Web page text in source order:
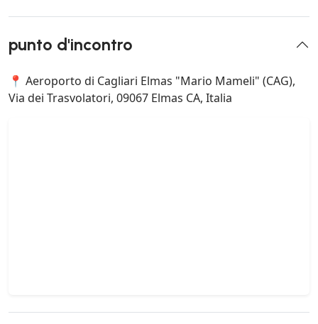
punto d'incontro
📍 Aeroporto di Cagliari Elmas "Mario Mameli" (CAG),
Via dei Trasvolatori, 09067 Elmas CA, Italia